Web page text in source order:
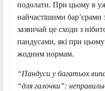
подолати. При цьому в
найчастішими бар’єрами
зазвичай це сходи з
пандусами, які при
жодним нормам.
“Пандуси у багатьох
“для галочки”: